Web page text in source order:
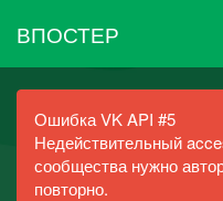
ВПОСТЕР
Ошибка VK API #5
Недействительный
сообщества нужно
повторно.